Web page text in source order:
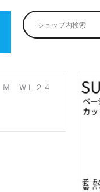
ＷＬ２４